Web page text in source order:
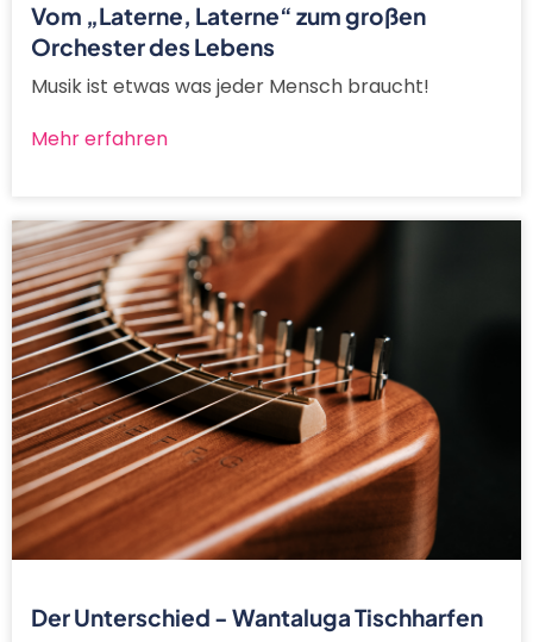
Vom „Laterne, Laterne“ zum großen
Orchester des Lebens
Musik ist etwas was jeder Mensch braucht!
Mehr erfahren
Der Unterschied - Wantaluga Tischharfen